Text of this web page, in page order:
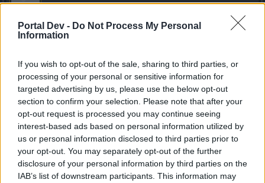
Portal Dev - Do Not Process My Personal
Information
If you wish to opt-out of the sale, sharing to third parties, or
processing of your personal or sensitive information for
targeted advertising by us, please use the below opt-out
section to confirm your selection. Please note that after your
opt-out request is processed you may continue seeing
interest-based ads based on personal information utilized by
us or personal information disclosed to third parties prior to
your opt-out. You may separately opt-out of the further
disclosure of your personal information by third parties on the
IAB’s list of downstream participants. This information may
Ping von 200 - 300 ist nett. Ich habe heute fast nur 1420 ms
3 Mai 2024
Bloodreyna
Colonel des Forums
Das ist dann scheinbar wieder ein lokales Problem das
nicht alle betrifft...ich bin bisher davon verschont
geblieben,konnte mich auch gerade ohne Probleme
einloggen und die Latenz liegt konstant bei 15ms.
Ein Gildenmitglied hatte aber auch die von euch
angesprochenen Probleme mit erst gar nicht und dann